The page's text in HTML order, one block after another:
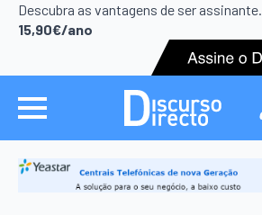
Descubra as vantagens de ser assinante.
15,90€/ano